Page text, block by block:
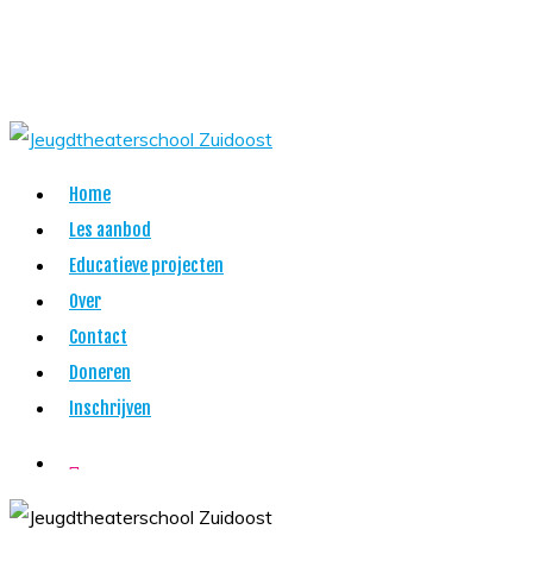
content
Menu
Home
Les aanbod
Educatieve projecten
Over
Contact
Doneren
Inschrijven